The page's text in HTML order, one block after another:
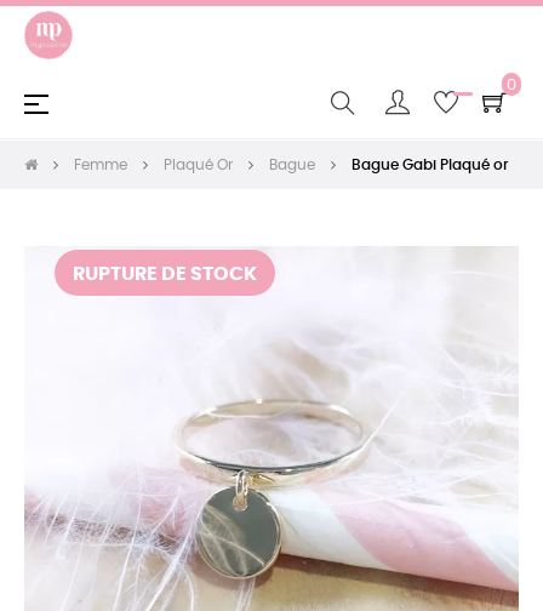
0
Basculer
☰
Femme Plaqué Or Bague Bague Gabi Plaqué or
RUPTURE DE STOCK